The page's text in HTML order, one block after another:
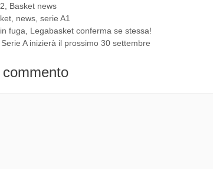
Basket news
news ,serie A1
fuga, Legabasket conferma se stessa!
A inizierà il prossimo 30 settembre